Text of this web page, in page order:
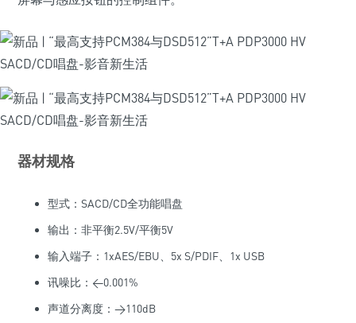
器材规格
型式：SACD/CD全功能唱盘
输出：非平衡2.5V/平衡5V
输入端子：1xAES/EBU、5x S/PDIF、1x USB
讯噪比：<0.001%
声道分离度：>110dB